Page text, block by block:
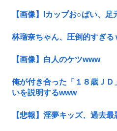
【画像】Iカップお○ぱい、足
林瑠奈ちゃん、圧倒的すぎる
【画像】白人のケツwww
俺が付き合った「１８歳Ｊ
いを説明するwww
【悲報】淫夢キッズ、過去最